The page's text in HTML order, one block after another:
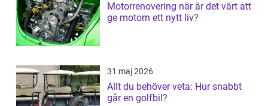
Motorrenovering när är det värt att
ge motorn ett nytt liv?
31 maj 2026
Allt du behöver veta: Hur snabbt
går en golfbil?